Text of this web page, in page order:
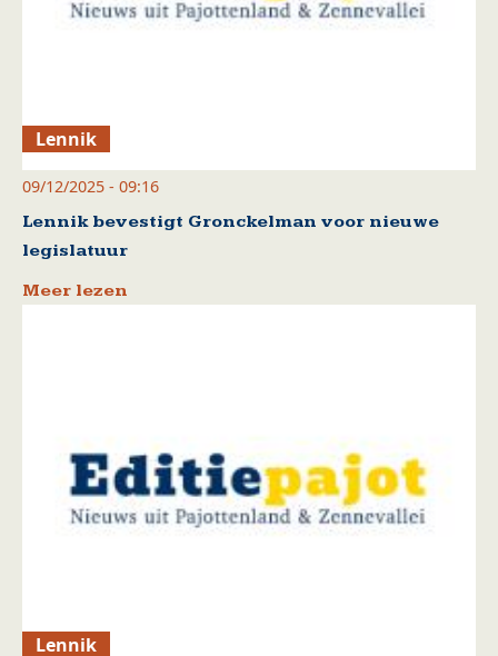
Lennik
09/12/2025 - 09:16
Lennik bevestigt Gronckelman voor nieuwe
legislatuur
Meer lezen
Lennik